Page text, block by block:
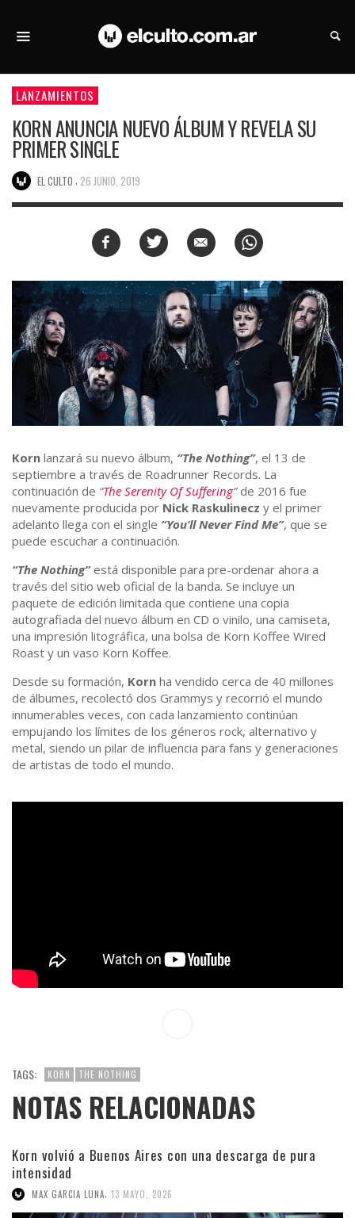
LANZAMIENTOS
KORN ANUNCIA NUEVO ÁLBUM Y REVELA SU
PRIMER SINGLE
EL CULTO 26 JUNIO, 2019
Korn lanzará su nuevo álbum, “The Nothing”, el 13 de
septiembre a través de Roadrunner Records. La
continuación de “The Serenity Of Suffering”de 2016 fue
nuevamente producida por Nick Raskulinecz y el primer
adelanto llega con el single “You’ll Never Find Me”, que se
puede escuchar a continuación.
“The Nothing”está disponible para pre-ordenar ahora a
través del sitio web oficial de la banda. Se incluye un
paquete de edición limitada que contiene una copia
autografiada del nuevo álbum en CD o vinilo, una camiseta,
una impresión litográfica, una bolsa de Korn Koffee Wired
Roast y un vaso Korn Koffee.
Desde su formación, Korn ha vendido cerca de 40 millones
de álbumes, recolectó dos Grammys y recorrió el mundo
innumerables veces, con cada lanzamiento continúan
empujando los límites de los géneros rock, alternativo y
metal, siendo un pilar de influencia para fans y generaciones
de artistas de todo el mundo.
TAGS: KORN THE NOTHING
NOTAS RELACIONADAS
Korn volvió a Buenos Aires con una descarga de pura
intensidad
MAX GARCIA LUNA, 13 MAYO, 2026